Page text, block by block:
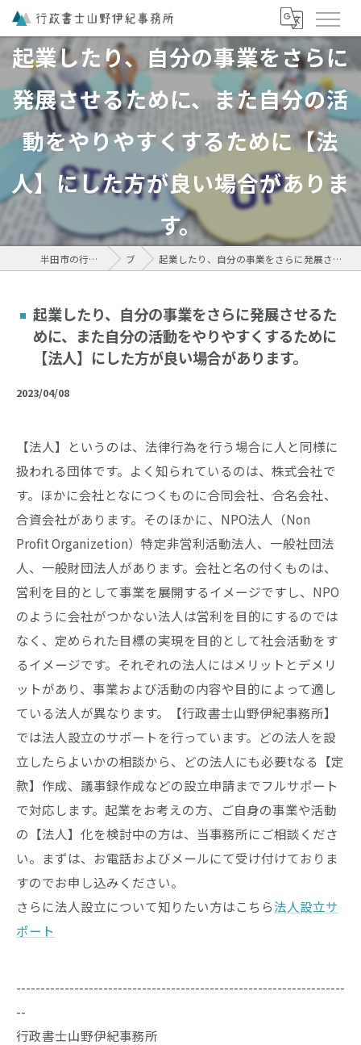
起業したり、自分の事業をさらに
発展させるために、また自分の活
動をやりやすくするために【法
人】にした方が良い場合がありま
す。
半田市の行政書士は行政書士山野伊紀事務所 ブログ 起業したり、自分の事業をさらに発展させるために、また自分の活動をやりやすくするために【法人】にした方が良い場合があります。
起業したり、自分の事業をさらに発展させるた
めに、また自分の活動をやりやすくするために
【法人】にした方が良い場合があります。
2023/04/08
【法人】というのは、法律行為を行う場合に人と同様に
扱われる団体です。よく知られているのは、株式会社で
す。ほかに会社となにつくものに合同会社、合名会社、
合資会社があります。そのほかに、NPO法人（Non
Profit Organizetion）特定非営利活動法人、一般社団法
人、一般財団法人があります。会社と名の付くものは、
営利を目的として事業を展開するイメージですし、NPO
のように会社がつかない法人は営利を目的にするのでは
なく、定められた目標の実現を目的として社会活動をす
るイメージです。それぞれの法人にはメリットとデメリ
ットがあり、事業および活動の内容や目的によって適し
ている法人が異なります。【行政書士山野伊紀事務所】
では法人設立のサポートを行っています。どの法人を設
立したらよいかの相談から、どの法人にも必要tなる【定
款】作成、議事録作成などの設立申請までフルサポート
で対応します。起業をお考えの方、ご自身の事業や活動
の【法人】化を検討中の方は、当事務所にご相談くださ
い。まずは、お電話およびメールにて受け付けておりま
すのでお申し込みください。
さらに法人設立について知りたい方はこちら法人設立サ
ポート
--------------------------------------------------------------------
--
行政書士山野伊紀事務所